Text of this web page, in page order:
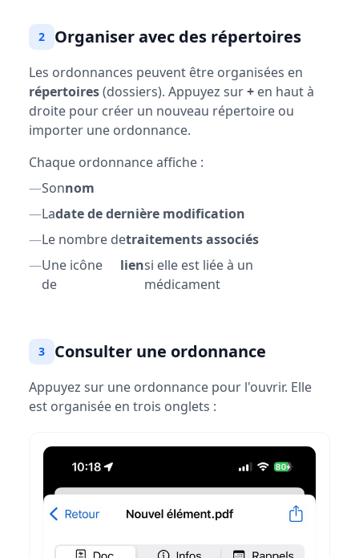
2 Organiser avec des répertoires
Les ordonnances peuvent être organisées en
répertoires(dossiers). Appuyez sur+ en haut à
droite pour créer un nouveau répertoire ou
importer une ordonnance.
Chaque ordonnance affiche :
—Sonnom
—Ladate de dernière modification
—Le nombre detraitements associés
—Une icône
de
liensi elle est liée à un
médicament
3 Consulter une ordonnance
Appuyez sur une ordonnance pour l'ouvrir. Elle
est organisée en trois onglets :